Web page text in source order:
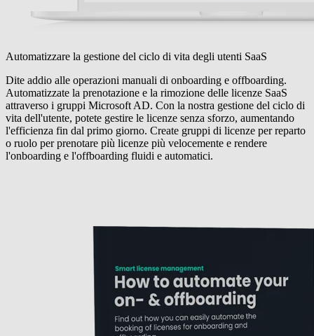
Automatizzare la gestione del ciclo di vita degli utenti SaaS
Dite addio alle operazioni manuali di onboarding e offboarding.
Automatizzate la prenotazione e la rimozione delle licenze SaaS
attraverso i gruppi Microsoft AD. Con la nostra gestione del ciclo di
vita dell'utente, potete gestire le licenze senza sforzo, aumentando
l'efficienza fin dal primo giorno. Create gruppi di licenze per reparto
o ruolo per prenotare più licenze più velocemente e rendere
l'onboarding e l'offboarding fluidi e automatici.